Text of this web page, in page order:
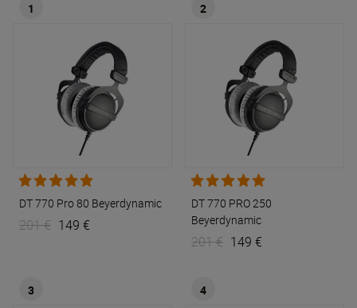
1
DT 770 Pro 80 Beyerdynamic
201 € 149 €
2
DT 770 PRO 250
Beyerdynamic
201 € 149 €
3 4